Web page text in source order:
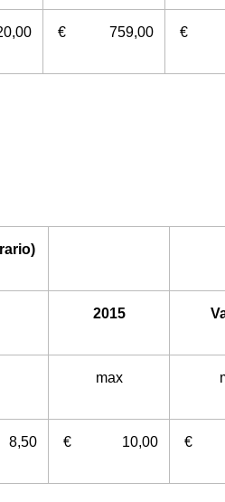
€ 759,00 €
2015
max
€ 10,00 €